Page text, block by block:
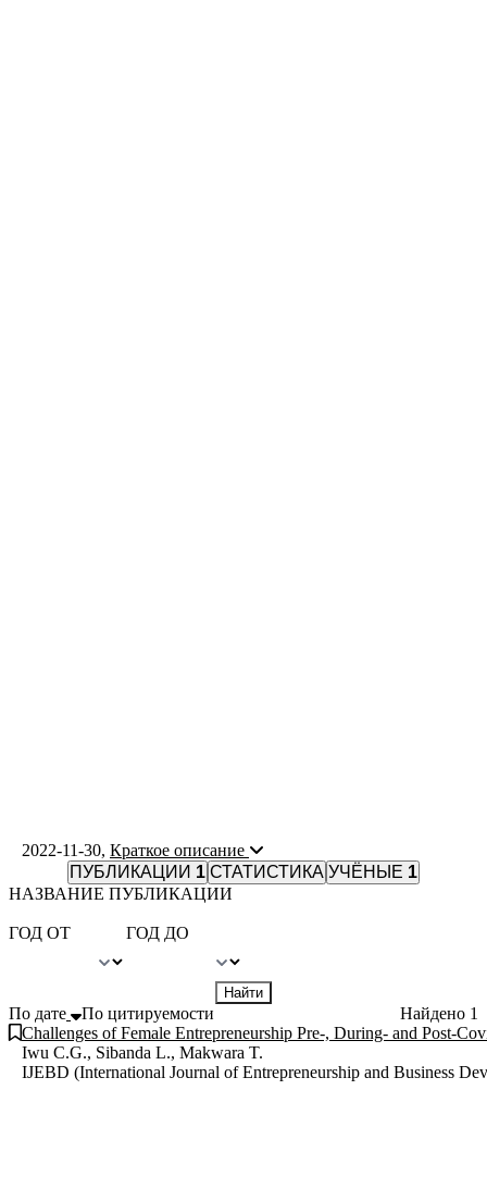
2022-11-30, Краткое описание
ПУБЛИКАЦИИ 1 СТАТИСТИКА УЧЁНЫЕ 1
НАЗВАНИЕ ПУБЛИКАЦИИ
ГОД ОТ ГОД ДО
Найти
Найдено 1
По дате
По цитируемости
Challenges of Female Entrepreneurship Pre-, During- and Post-
Iwu C.G., Sibanda L., Makwara T.
IJEBD (International Journal of Entrepreneurship and Business